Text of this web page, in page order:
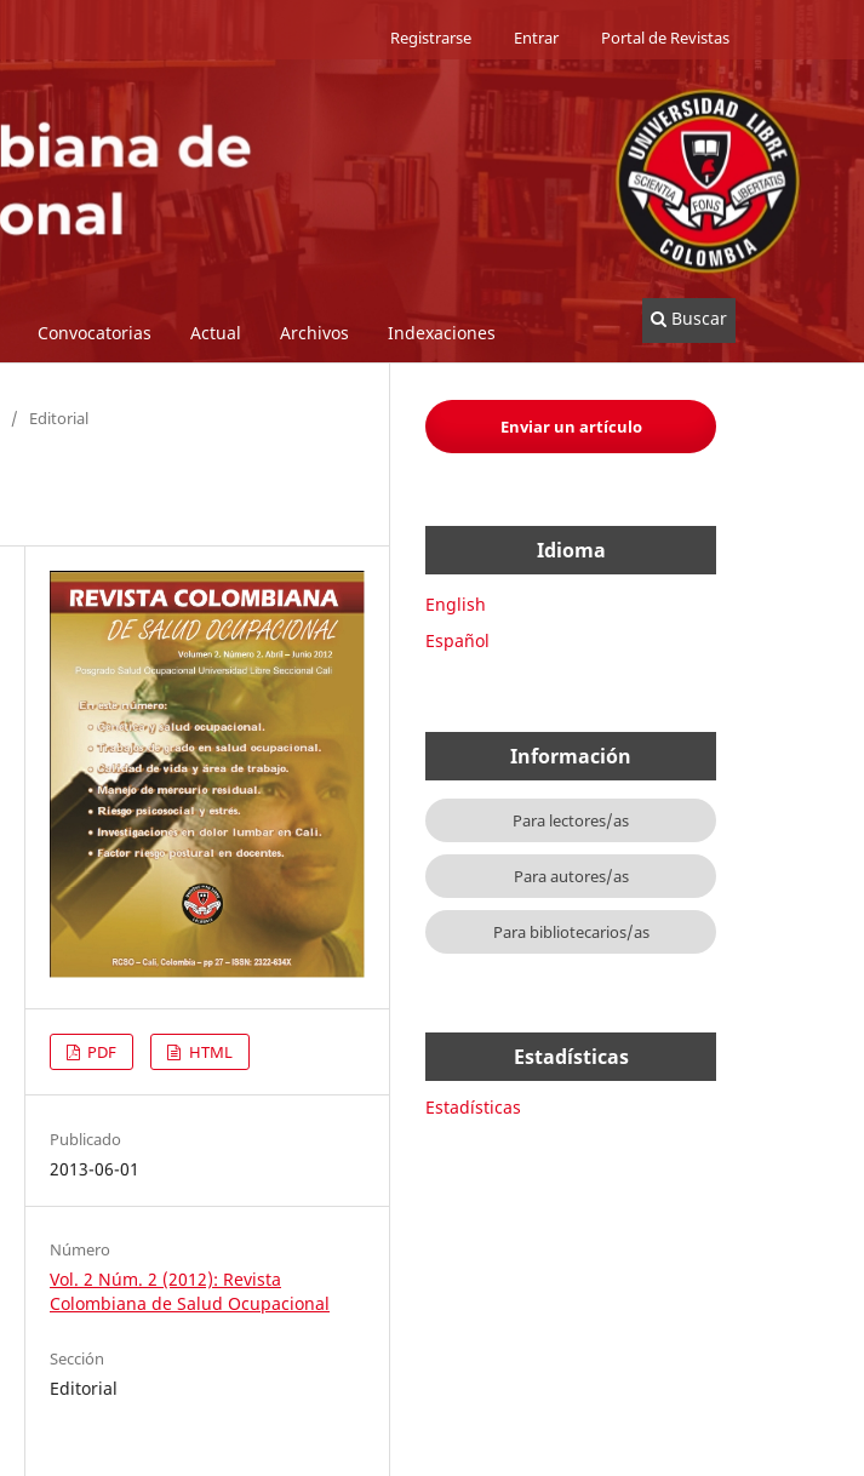
Convocatorias Actual Archivos Indexaciones
Buscar
Registrarse Entrar Portal de Revistas
/ Editorial
PDF HTML
Publicado
2013-06-01
Número
Vol. 2 Núm. 2 (2012): Revista
Colombiana de Salud Ocupacional
Sección
Editorial
Enviar un artículo
Idioma
English
Español
Información
Para lectores/as
Para autores/as
Para bibliotecarios/as
Estadísticas
Estadísticas